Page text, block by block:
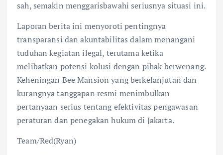
sah, semakin menggarisbawahi seriusnya situasi ini.
Laporan berita ini menyoroti pentingnya
transparansi dan akuntabilitas dalam menangani
tuduhan kegiatan ilegal, terutama ketika
melibatkan potensi kolusi dengan pihak berwenang.
Keheningan Bee Mansion yang berkelanjutan dan
kurangnya tanggapan resmi menimbulkan
pertanyaan serius tentang efektivitas pengawasan
peraturan dan penegakan hukum di Jakarta.
Team/Red(Ryan)